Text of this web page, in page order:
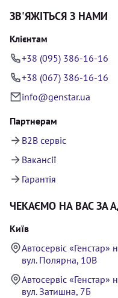
ЗВ'ЯЖІТЬСЯ З НАМИ
Клієнтам
+38 (095) 386-16-16
+38 (067) 386-16-16
info@genstar.ua
Партнерам
B2B сервіс
Вакансії
Гарантія
ЧЕКАЄМО НА ВАС ЗА
Київ
Автосервіс «Генстар»
вул. Полярна, 10В
Автосервіс «Генстар»
вул. Затишна, 7Б